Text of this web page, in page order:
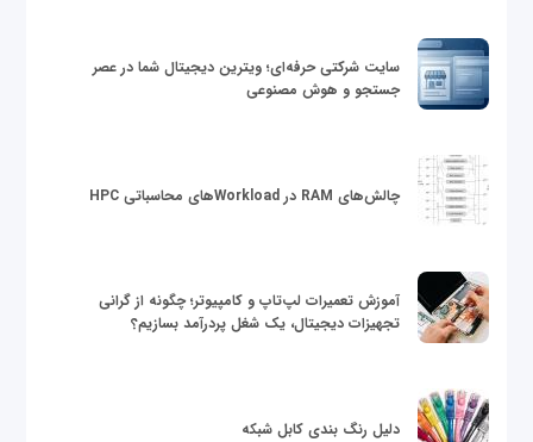
سایت شرکتی حرفه‌ای؛ ویترین دیجیتال شما در عصر
جستجو و هوش مصنوعی
چالش‌های RAM در Workloadهای محاسباتی HPC
آموزش تعمیرات لپ‌تاپ و کامپیوتر؛ چگونه از گرانی
تجهیزات دیجیتال، یک شغل پردرآمد بسازیم؟
دلیل رنگ بندی کابل شبکه